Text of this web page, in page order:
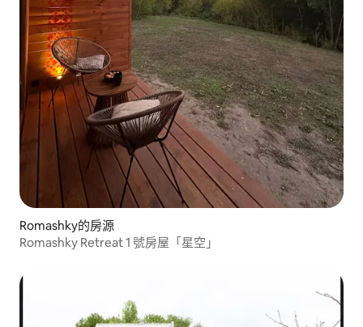
Romashky的房源
Romashky Retreat 1 號房屋「星空」